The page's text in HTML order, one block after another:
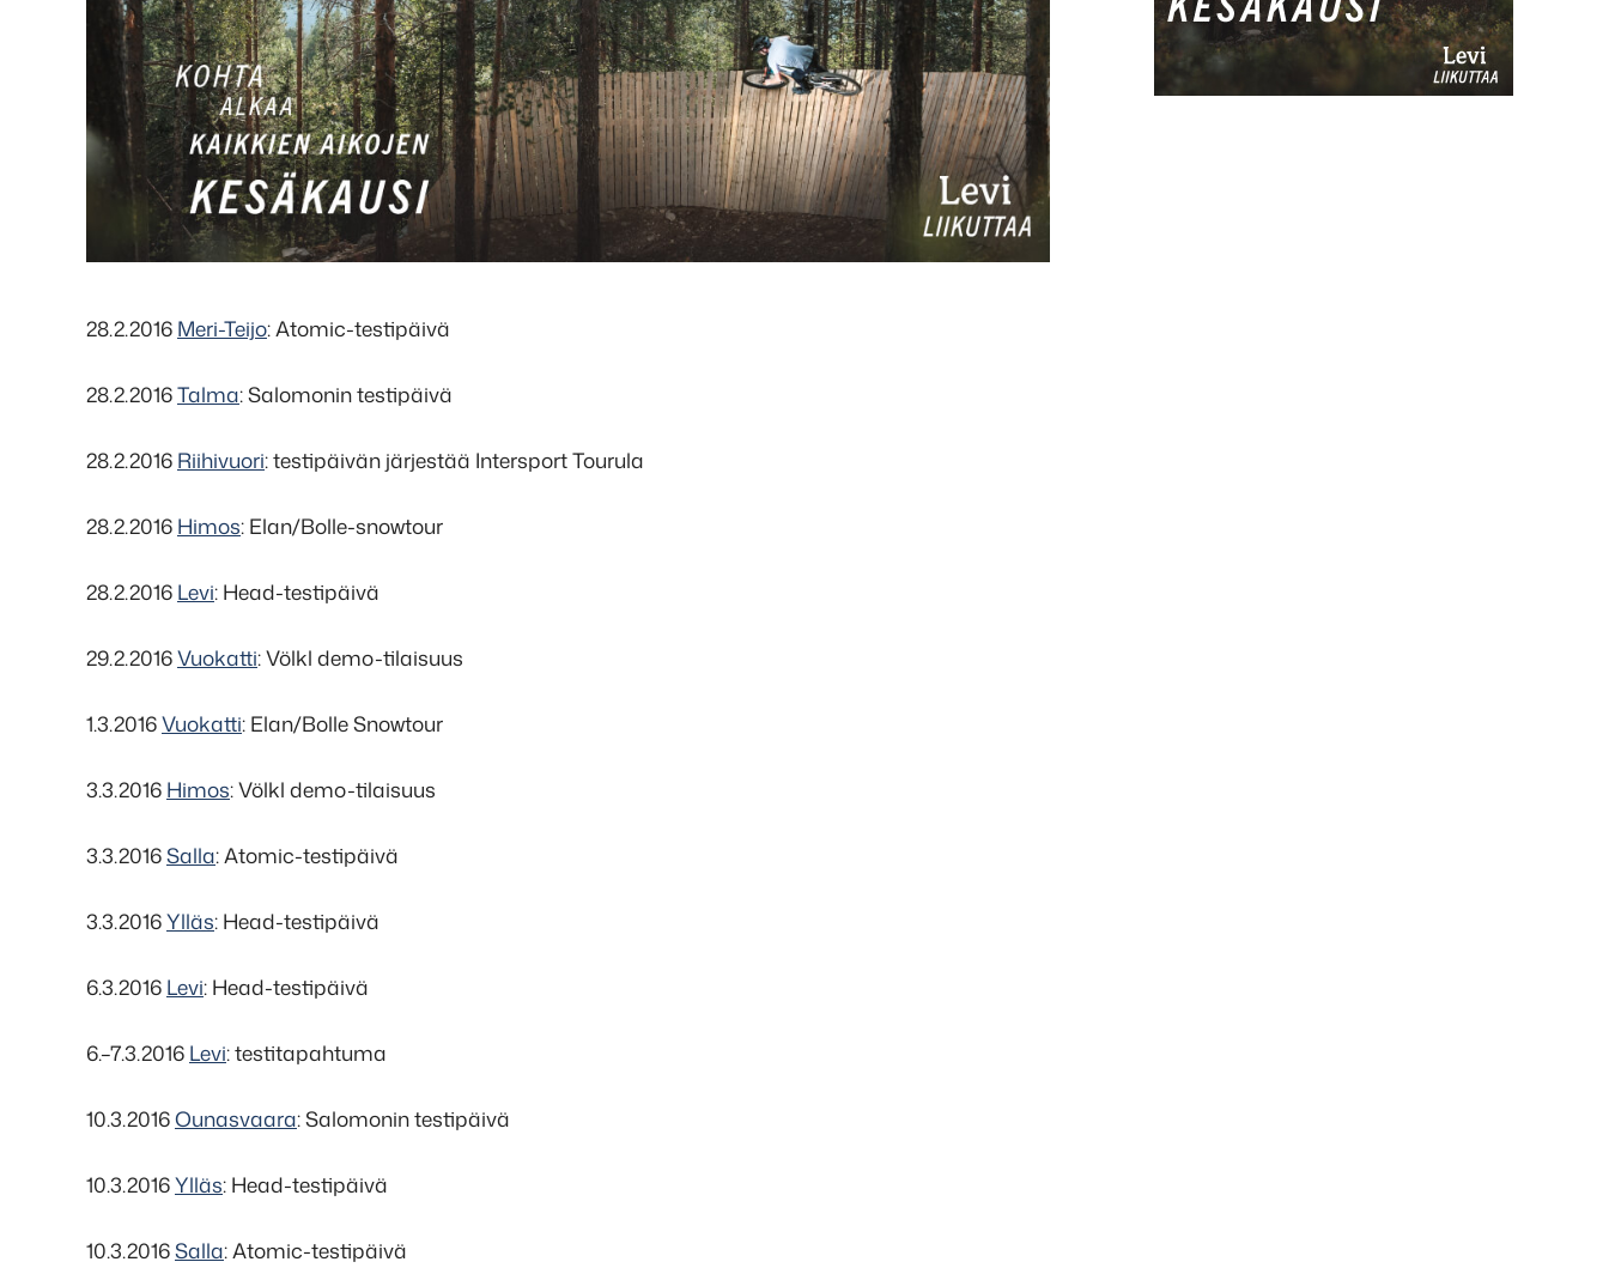
28.2.2016 Meri-Teijo: Atomic-testipäivä
28.2.2016Talma: Salomonin testipäivä
28.2.2016 Riihivuori: testipäivän järjestää Intersport Tourula
28.2.2016 Himos: Elan/Bolle-snowtour
28.2.2016 Levi: Head-testipäivä
29.2.2016Vuokatti: Völkl demo-tilaisuus
1.3.2016Vuokatti: Elan/Bolle Snowtour
3.3.2016 Himos: Völkl demo-tilaisuus
3.3.2016Salla: Atomic-testipäivä
3.3.2016Ylläs: Head-testipäivä
6.3.2016 Levi: Head-testipäivä
6.–7.3.2016 Levi: testitapahtuma
10.3.2016Ounasvaara: Salomonin testipäivä
10.3.2016Ylläs: Head-testipäivä
10.3.2016Salla: Atomic-testipäivä